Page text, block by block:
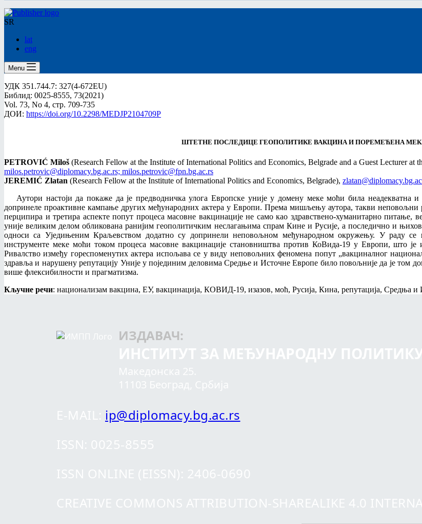
SR
lat
eng
Menu
УДК 351.744.7: 327(4-672EU)
Библид: 0025-8555, 73(2021)
Vol. 73, No 4, стр. 709-735
ДОИ: https://doi.org/10.2298/MEDJP2104709P
ШТЕТНЕ ПОСЛЕДИЦЕ ГЕОПОЛИТИКЕ ВАКЦИНА И ПОРЕМЕЋЕНА
PETROVIĆ Miloš (Research Fellow at the Institute of International Politics and Economics, Belgrade and a Guest Lecturer
milos.petrovic@diplomacy.bg.ac.rs; milos.petrovic@fpn.bg.ac.rs
JEREMIĆ Zlatan (Research Fellow at the Institute of International Politics and Economics, Belgrade),
Аутори настоји да покаже да је предводничка улога Европске уније у домену меке моћи била неадекватна
допринеле проактивне кампање других међународних актера у Европи. Према мишљењу аутора, такви неповољни
перципира и третира аспекте попут процеса масовне вакцинације не само као здравствено-хуманитарно питање,
уније великим делом обликована ранијим геополитичким неслагањима спрам Кине и Русије, а последично и
односи са Уједињеним Краљевством додатно су допринели неповољном међународном окружењу. У раду се
инструменте меке моћи током процеса масовне вакцинације становништва против КоВида-19 у Европи, што је
Ривалство између гореспоменутих актера испољава се у виду неповољних феномена попут „вакциналног
здравља и нарушену репутацију Уније у појединим деловима Средње и Источне Европе било повољније да је том
више флексибилности и прагматизма.
Кључне речи: национализам вакцина, ЕУ, вакцинација, КОВИД-19, изазов, моћ, Русија, Кина, репутација, Средња и
ИЗДАВАЧ:
ip@diplomacy.bg.ac.rs